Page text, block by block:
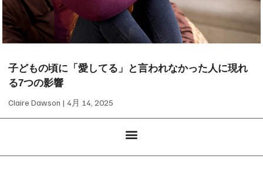
子どもの頃に「愛してる」と言われなかった人に現れ
る7つの影響
Claire Dawson 4月 14, 2025